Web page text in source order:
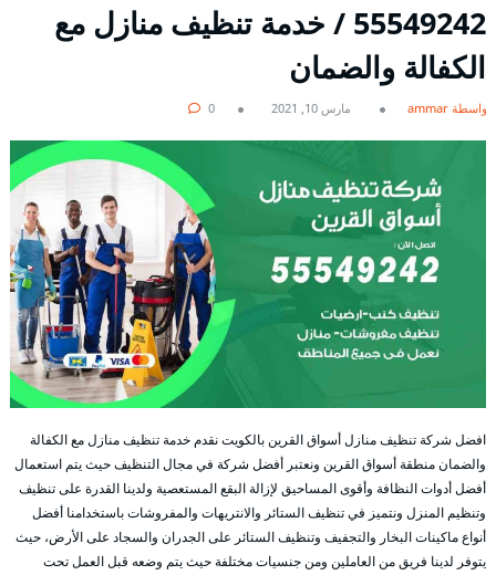
55549242 / خدمة تنظيف منازل مع
الكفالة والضمان
بواسطة ammar مارس 10, 2021 0
افضل شركة تنظيف منازل أسواق القرين بالكويت نقدم خدمة تنظيف منازل مع الكفالة
والضمان منطقة أسواق القرين ونعتبر أفضل شركة في مجال التنظيف حيث يتم استعمال
أفضل أدوات النظافة وأقوى المساحيق لإزالة البقع المستعصية ولدينا القدرة على تنظيف
وتنظيم المنزل ونتميز في تنظيف الستائر والانتريهات والمفروشات باستخدامنا أفضل
أنواع ماكينات البخار والتجفيف وتنظيف الستائر على الجدران والسجاد على الأرض، حيث
يتوفر لدينا فريق من العاملين ومن جنسيات مختلفة حيث يتم وضعه قبل العمل تحت